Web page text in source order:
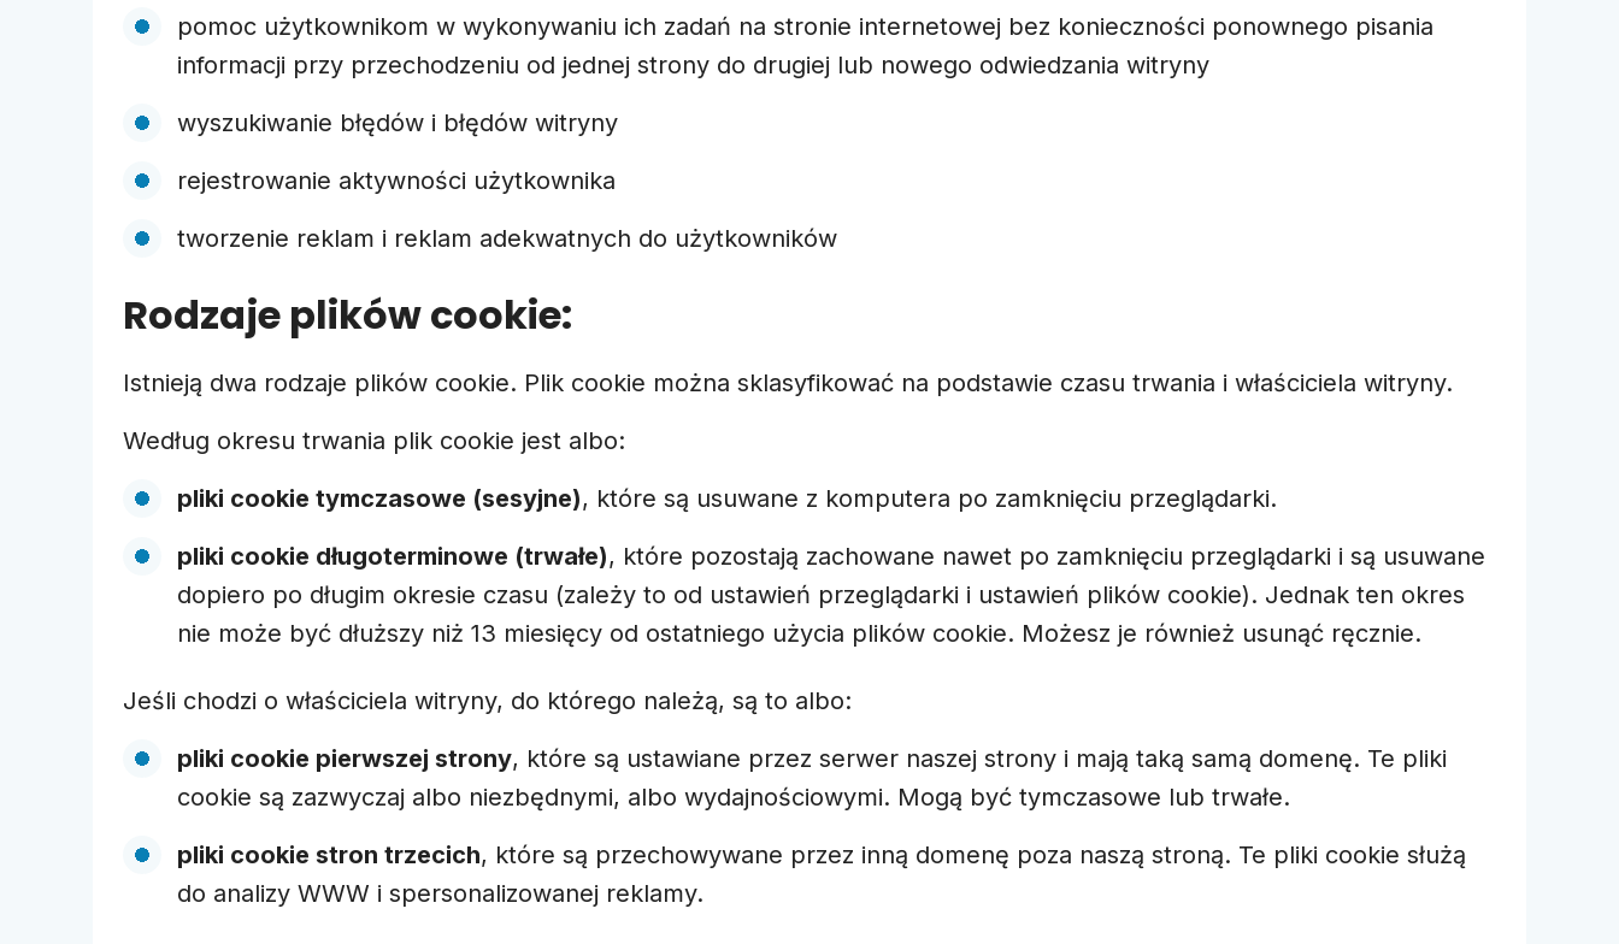
pomoc użytkownikom w wykonywaniu ich zadań na stronie internetowej bez konieczności ponownego pisania
informacji przy przechodzeniu od jednej strony do drugiej lub nowego odwiedzania witryny
wyszukiwanie błędów i błędów witryny
rejestrowanie aktywności użytkownika
tworzenie reklam i reklam adekwatnych do użytkowników
Rodzaje plików cookie:
Istnieją dwa rodzaje plików cookie. Plik cookie można sklasyfikować na podstawie czasu trwania i właściciela witryny.
Według okresu trwania plik cookie jest albo:
pliki cookie tymczasowe (sesyjne), które są usuwane z komputera po zamknięciu przeglądarki.
pliki cookie długoterminowe (trwałe), które pozostają zachowane nawet po zamknięciu przeglądarki i są usuwane
dopiero po długim okresie czasu (zależy to od ustawień przeglądarki i ustawień plików cookie). Jednak ten okres
nie może być dłuższy niż 13 miesięcy od ostatniego użycia plików cookie. Możesz je również usunąć ręcznie.
Jeśli chodzi o właściciela witryny, do którego należą, są to albo:
pliki cookie pierwszej strony, które są ustawiane przez serwer naszej strony i mają taką samą domenę. Te pliki
cookie są zazwyczaj albo niezbędnymi, albo wydajnościowymi. Mogą być tymczasowe lub trwałe.
pliki cookie stron trzecich, które są przechowywane przez inną domenę poza naszą stroną. Te pliki cookie służą
do analizy WWW i spersonalizowanej reklamy.